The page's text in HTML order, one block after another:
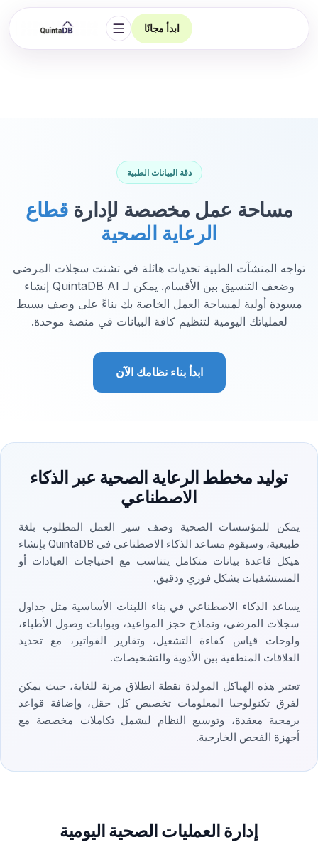
ابدأ مجانًا
فتح التنقل
دقة البيانات الطبية
مساحة عمل مخصصة لإدارةقطاع
الرعاية الصحية
تواجه المنشآت الطبية تحديات هائلة في تشتت سجلات المرضى
وضعف التنسيق بين الأقسام. يمكن لـ QuintaDB AI إنشاء
مسودة أولية لمساحة العمل الخاصة بك بناءً على وصف بسيط
لعملياتك اليومية لتنظيم كافة البيانات في منصة موحدة.
ابدأ بناء نظامك الآن
توليد مخطط الرعاية الصحية عبر الذكاء
الاصطناعي
يمكن للمؤسسات الصحية وصف سير العمل المطلوب بلغة
طبيعية، وسيقوم مساعد الذكاء الاصطناعي في QuintaDB بإنشاء
هيكل قاعدة بيانات متكامل يتناسب مع احتياجات العيادات أو
المستشفيات بشكل فوري ودقيق.
يساعد الذكاء الاصطناعي في بناء اللبنات الأساسية مثل جداول
سجلات المرضى، ونماذج حجز المواعيد، وبوابات وصول الأطباء،
ولوحات قياس كفاءة التشغيل، وتقارير الفواتير، مع تحديد
العلاقات المنطقية بين الأدوية والتشخيصات.
تعتبر هذه الهياكل المولدة نقطة انطلاق مرنة للغاية، حيث يمكن
لفرق تكنولوجيا المعلومات تخصيص كل حقل، وإضافة قواعد
برمجية معقدة، وتوسيع النظام ليشمل تكاملات مخصصة مع
أجهزة الفحص الخارجية.
إدارة العمليات الصحية اليومية